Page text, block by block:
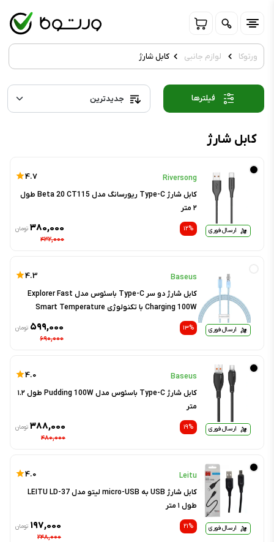
ورتوکا لوازم جانبی کابل شارژ
کابل شارژ
ارسال فوری
Riversong
4.7
کابل شارژ Type-C ریورسانگ مدل Beta 20 CT115 طول
۲ متر
۳۸۰,۰۰۰ تومان
۴۳۲,۰۰۰
۱۲%
ارسال فوری
Baseus
4.3
کابل شارژ دو سر Type-C باسئوس مدل Explorer Fast
Charging 100W با تکنولوژی Smart Temperature
Control طول ۱ متر
۵۹۹,۰۰۰ تومان
۶۹۰,۰۰۰
۱۳%
ارسال فوری
Baseus
4.0
کابل شارژ Type-C باسئوس مدل Pudding 100W طول ۱.۲
متر
۳۸۸,۰۰۰ تومان
۴۸۰,۰۰۰
۱۹%
ارسال فوری
Leitu
4.0
کابل شارژ USB به micro-USB لیتو مدل LEITU LD-37
طول ۱ متر
۱۹۷,۰۰۰ تومان
۲۴۸,۰۰۰
۲۱%